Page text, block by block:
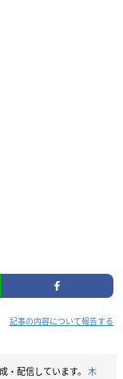
記事の内容について報告する
・配信しています。 木